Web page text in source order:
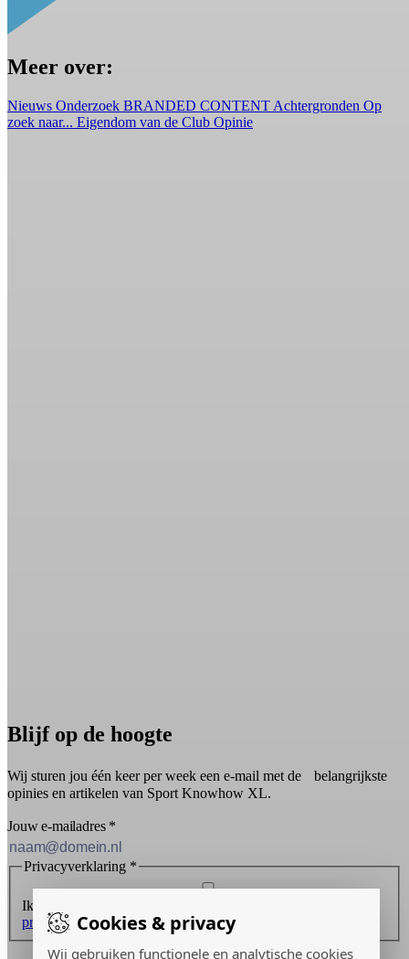
Cookies & privacy
Wij gebruiken functionele en analytische cookies
Meer over:
Nieuws Onderzoek BRANDED CONTENT Achtergronden Op
zoek naar... Eigendom van de Club Opinie
Blijf op de hoogte
Wij sturen jou één keer per week een e-mail met de belangrijkste
opinies en artikelen van Sport Knowhow XL.
Jouw e-mailadres *
Privacyverklaring *
Ik ontvang graag de nieuwsbrief en ga akkoord met de
privacyverklaring.
Inschrijven